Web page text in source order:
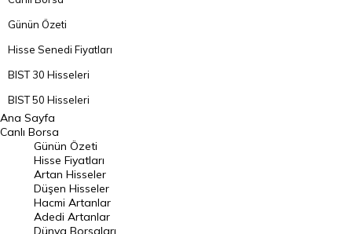
Günün Özeti
Hisse Senedi Fiyatları
BIST 30 Hisseleri
BIST 50 Hisseleri
BIST 100 Hisseleri
En Çok Artan Hisseler
En Çok Düşen Hisseler
Hacmi Artanlar
Geçmiş Kapanışlar
Ana Sayfa
Canlı Borsa
Günün Özeti
Hisse Fiyatları
Artan Hisseler
Düşen Hisseler
Hacmi Artanlar
Adedi Artanlar
Dünya Borsaları